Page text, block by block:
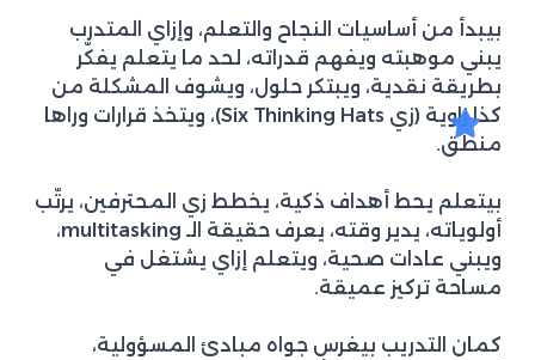
بيبدأ من أساسيات النجاح والتعلم، وإزاي المتدرب
يبني موهبته ويفهم قدراته، لحد ما يتعلم يفكّر
بطريقة نقدية، ويبتكر حلول، ويشوف المشكلة من
كذا زاوية (زي Six Thinking Hats)، ويتخذ قرارات وراها
منطق.
بيتعلم يحط أهداف ذكية، يخطط زي المحترفين، يرتّب
أولوياته، يدير وقته، يعرف حقيقة الـ multitasking،
ويبني عادات صحية، ويتعلم إزاي يشتغل في
مساحة تركيز عميقة.
كمان التدريب بيغرس جواه مبادئ المسؤولية،